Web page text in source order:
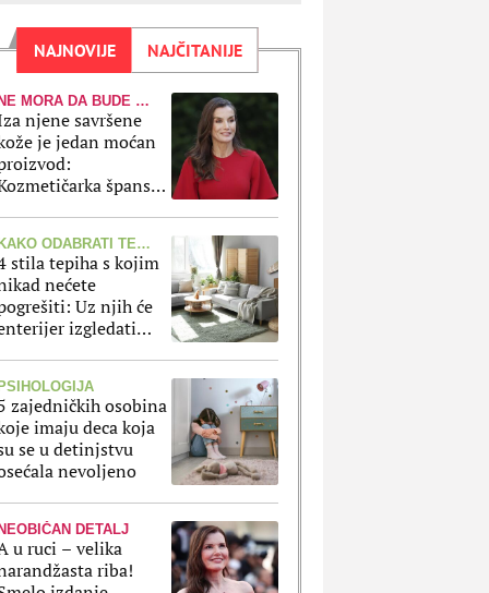
NAJNOVIJE NAJČITANIJE
NE MORA DA BUDE SKUP
njene savršene
je jedan moćan
španske
KAKO ODABRATI TEPIH?
stila tepiha s kojim
nećete
Uz njih će
izgledati
PSIHOLOGIJA
zajedničkih osobina
imaju deca koja
se u detinjstvu
nevoljeno
NEOBIČAN DETALJ
u ruci – velika
riba!